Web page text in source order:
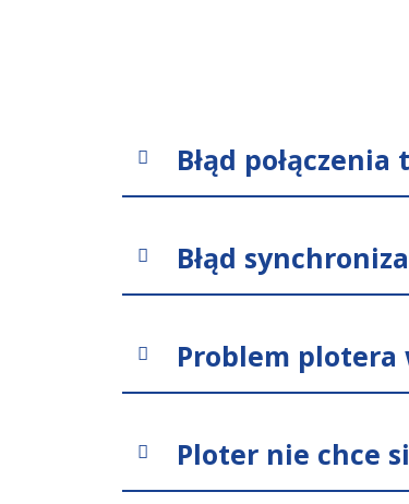
Błąd
Błąd
Problem
Ploter nie chce